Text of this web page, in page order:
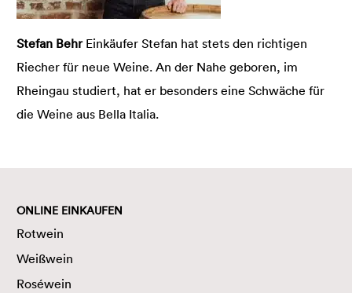
Stefan Behr Einkäufer Stefan hat stets den richtigen
Riecher für neue Weine. An der Nahe geboren, im
Rheingau studiert, hat er besonders eine Schwäche für
die Weine aus Bella Italia.
ONLINE EINKAUFEN
Rotwein
Weißwein
Roséwein